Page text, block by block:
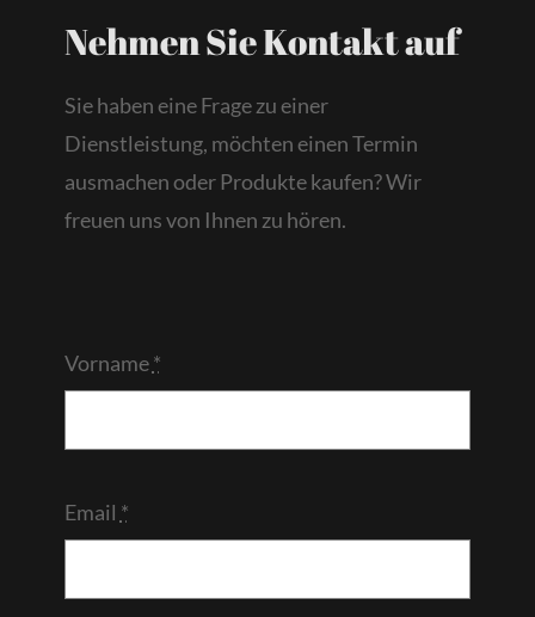
Nehmen Sie Kontakt auf
Sie haben eine Frage zu einer
Dienstleistung, möchten einen Termin
ausmachen oder Produkte kaufen? Wir
freuen uns von Ihnen zu hören.
Vorname*
Email *